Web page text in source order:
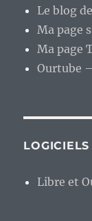
Le blog
Ma page
Ma page
Ourtube
LOGICIELS
Libre et